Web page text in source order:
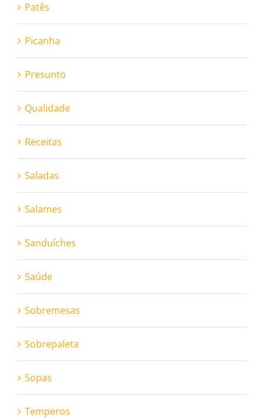
Patês
Picanha
Presunto
Qualidade
Receitas
Saladas
Salames
Sanduíches
Saúde
Sobremesas
Sobrepaleta
Sopas
Temperos